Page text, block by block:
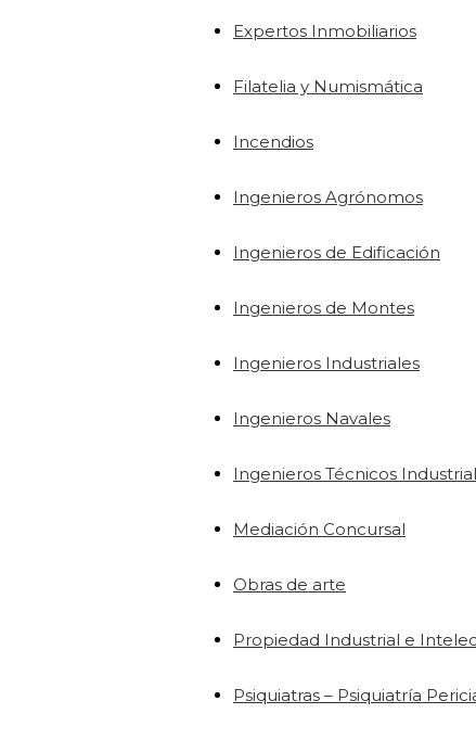
Expertos Inmobiliarios
Filatelia y Numismática
Incendios
Ingenieros Agrónomos
Ingenieros de Edificación
Ingenieros de Montes
Ingenieros Industriales
Ingenieros Navales
Ingenieros Técnicos
Mediación Concursal
Obras de arte
Propiedad Industrial e
Psiquiatras – Psiquiatría